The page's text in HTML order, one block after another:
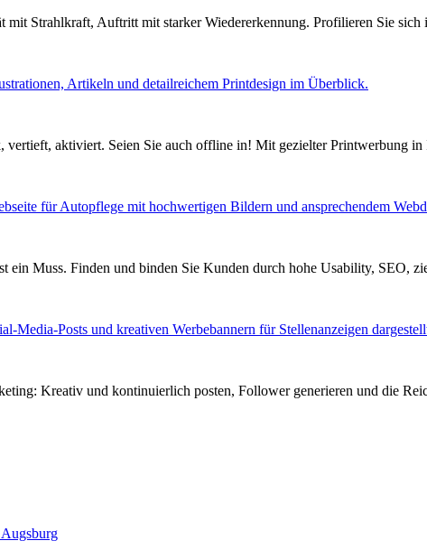
mit Strahlkraft, Auftritt mit starker Wiedererkennung. Profilieren Sie
vertieft, aktiviert. Seien Sie auch offline in! Mit gezielter Printwerbung
ein Muss. Finden und binden Sie Kunden durch hohe Usability,
Kreativ und kontinuierlich posten, Follower generieren und die